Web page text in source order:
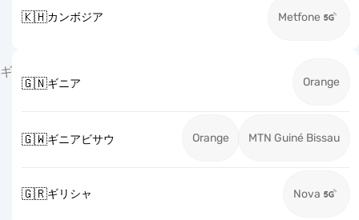
🇰🇭カンボジア Metfone
ギ
🇬🇳ギニア Orange
🇬🇼ギニアビサウ Orange MTN Guiné Bissau
🇬🇷ギリシャ Nova